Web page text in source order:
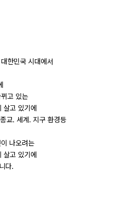
한민국 시대에서
고 있는
살고 있기에
교. 세계. 지구 환경등
나오려는
살고 있기에
다.